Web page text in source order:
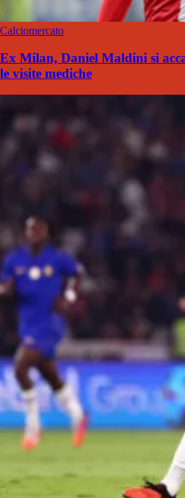
Calciomercato
Ex Milan, Daniel Maldini si
le visite mediche